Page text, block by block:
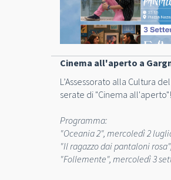
Cinema all'aperto a
L’Assessorato alla Cultura
serate di "Cinema all'aperto"!
Programma:
"Oceania 2", mercoledì 2
"Il ragazzo dai pantaloni
"Follemente", mercoledì 3